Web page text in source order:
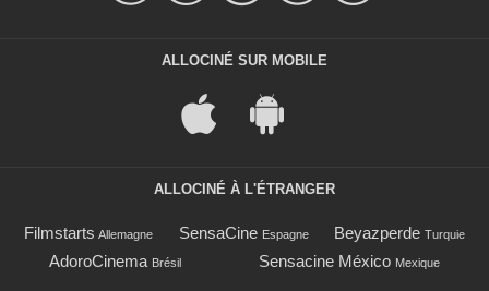
ALLOCINÉ SUR MOBILE
ALLOCINÉ À L'ÉTRANGER
Filmstarts Allemagne SensaCine Espagne Beyazperde Turquie
AdoroCinema Brésil Sensacine México Mexique